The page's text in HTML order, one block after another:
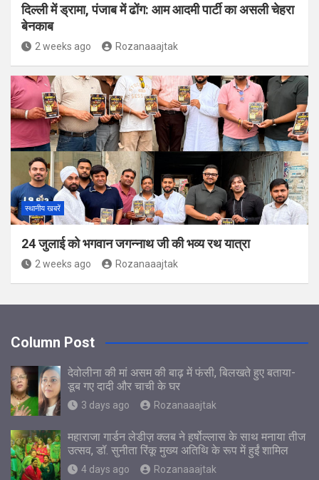
दिल्ली में ड्रामा, पंजाब में ढोंग: आम आदमी पार्टी का असली चेहरा
बेनकाब
2 weeks ago Rozanaaajtak
स्थानीय खबरें
24 जुलाई को भगवान जगन्नाथ जी की भव्य रथ यात्रा
2 weeks ago Rozanaaajtak
Column Post
देवोलीना की मां असम की बाढ़ में फंसी, बिलखते हुए बताया-
डूब गए दादी और चाची के घर
3 days ago Rozanaaajtak
महाराजा गार्डन लेडीज़ क्लब ने हर्षोल्लास के साथ मनाया तीज
उत्सव, डॉ. सुनीता रिंकू मुख्य अतिथि के रूप में हुईं शामिल
4 days ago Rozanaaajtak